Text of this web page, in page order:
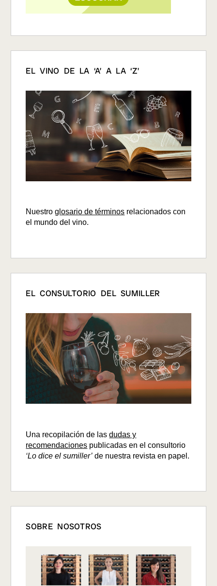
EL VINO DE LA ‘A’ A LA ‘Z’
Nuestroglosario de términos relacionados con
el mundo del vino.
EL CONSULTORIO DEL SUMILLER
Una recopilación de lasdudas y
recomendaciones publicadas en el consultorio
‘Lo dice el sumiller’ de nuestra revista en papel.
SOBRE NOSOTROS